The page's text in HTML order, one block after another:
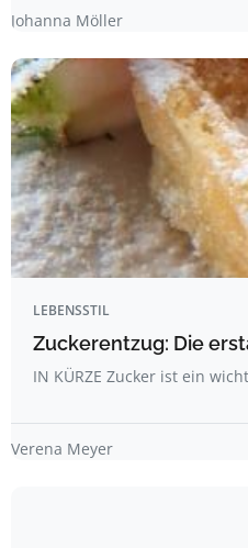
Johanna Möller
LEBENSSTIL
Zuckerentzug: Die
IN KÜRZE Zucker ist ein
Verena Meyer